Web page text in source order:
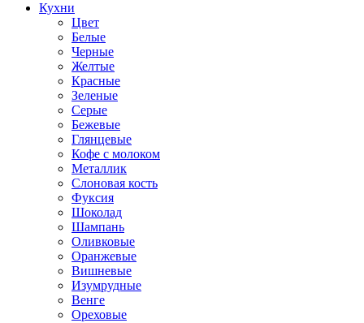
Кухни
Цвет
Белые
Черные
Желтые
Красные
Зеленые
Серые
Бежевые
Глянцевые
Кофе с молоком
Металлик
Слоновая кость
Фуксия
Шоколад
Шампань
Оливковые
Оранжевые
Вишневые
Изумрудные
Венге
Ореховые